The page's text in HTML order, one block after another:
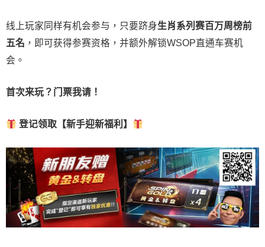
线上玩家同样有机会参与，只要跻身生肖系列赛百万周榜前
五名 ，即可获得参赛资格，并额外解锁WSOP直通车赛机
会。
首次来玩？门票我请！
登记领取【新手迎新福利】